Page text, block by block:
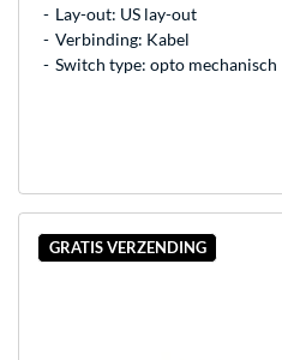
Lay-out: US lay-out
Verbinding: Kabel
Switch type: opto mechanisch
GRATIS VERZENDING